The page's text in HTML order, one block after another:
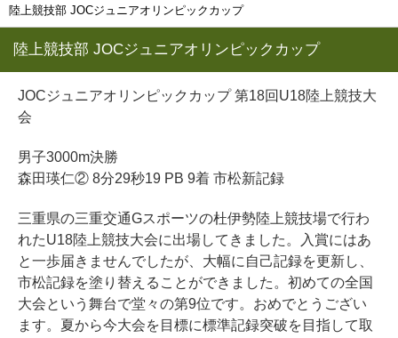
陸上競技部 JOCジュニアオリンピックカップ
陸上競技部 JOCジュニアオリンピックカップ
JOCジュニアオリンピックカップ 第18回U18陸上競技大
会
男子3000m決勝
森田瑛仁② 8分29秒19 PB 9着 市松新記録
三重県の三重交通Gスポーツの杜伊勢陸上競技場で行わ
れたU18陸上競技大会に出場してきました。入賞にはあ
と一歩届きませんでしたが、大幅に自己記録を更新し、
市松記録を塗り替えることができました。初めての全国
大会という舞台で堂々の第9位です。おめでとうござい
ます。夏から今大会を目標に標準記録突破を目指して取